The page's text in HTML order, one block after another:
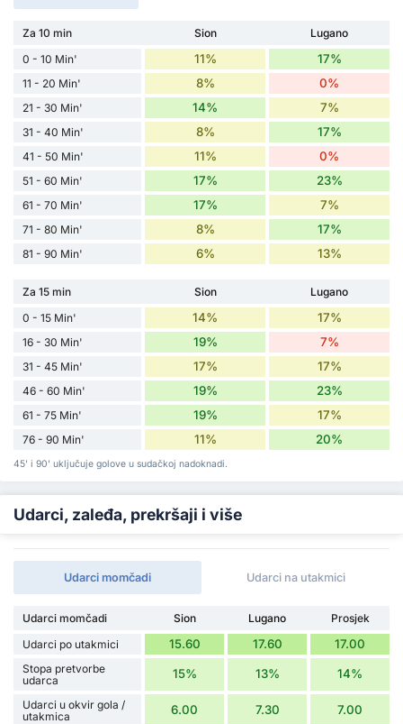
Za 10 min Sion
Lugano
0 - 10 Min'
11% 17%
11 - 20 Min' 8% 0%
21 - 30 Min' 14% 7%
31 - 40 Min' 8% 17%
41 - 50 Min' 11% 0%
51 - 60 Min' 17% 23%
61 - 70 Min' 17% 7%
71 - 80 Min' 8% 17%
81 - 90 Min' 6% 13%
Za 15 min Sion
Lugano
0 - 15 Min'
14% 17%
16 - 30 Min' 19% 7%
31 - 45 Min' 17% 17%
46 - 60 Min' 19% 23%
61 - 75 Min' 19% 17%
76 - 90 Min' 11% 20%
45' i 90' uključuje golove u sudačkoj nadoknadi.
Udarci, zaleđa, prekršaji i više
Udarci momčadi Udarci na utakmici
Udarci momčadi Sion Lugano
Prosjek
Udarci po utakmici
15.60 17.60 17.00
Stopa pretvorbe
udarca
15% 13% 14%
Udarci u okvir gola /
utakmica
6.00 7.30 7.00